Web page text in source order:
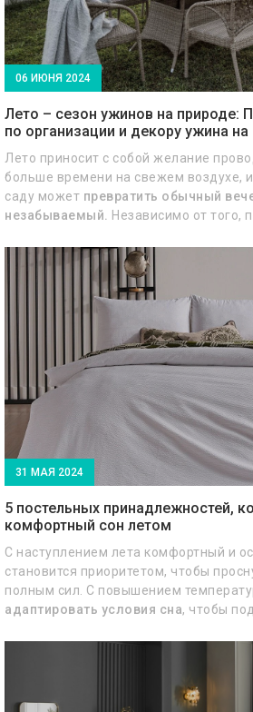
06 ИЮНЯ 2024
Лето – сезон ужинов на природе:
по организации и декору ужина
Лето приносит с собой желание
больше времени на свежем воздухе,
саду может превратить обычный
незабываемый.
Независимо от того,
друзьями, выбор подходящей мебели
является важным для создания
31 МАЯ 2024
5 постельных принадлежностей,
комфортный сон летом
С наступлением лета комфортный и
становится приоритетом, чтобы
полным сил. С повышением
адаптировать условия сна, чтобы
аксессуаров для постели, которые